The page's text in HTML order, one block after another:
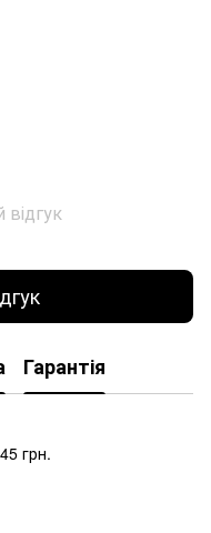
Гарантія
грн.